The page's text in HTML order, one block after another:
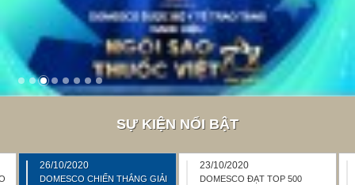
SỰ KIỆN NỔI BẬT
26/10/2020
DOMESCO CHIẾN THẮNG GIẢI
23/10/2020
DOMESCO ĐẠT TOP 500